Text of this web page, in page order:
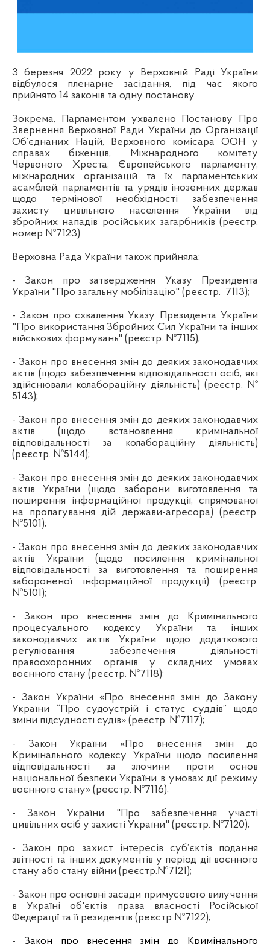
3березня 2022 року у Верховній Раді України
відбулося пленарне засідання, під час якого
прийнято 14 законів та одну постанову.
Зокрема, Парламентом ухвалено Постанову Про
Звернення Верховної Ради України до Організації
Об’єднаних Націй, Верховного комісара ООН у
справах біженців, Міжнародного комітету
Червоного Хреста, Європейського парламенту,
міжнародних організацій та їх парламентських
асамблей, парламентів та урядів іноземних держав
щодо термінової необхідності забезпечення
захисту цивільного населення України від
збройних нападів російських загарбників (реєстр.
номер №7123).
Верховна Рада України також прийняла:
- Закон про затвердження Указу Президента
України "Про загальну мобілізацію" (реєстр. 7113);
-Закон про схвалення Указу Президента України
"Про використання Збройних Сил України та інших
військових формувань" (реєстр. №7115);
-Закон про внесення змін до деяких законодавчих
актів (щодо забезпечення відповідальності осіб, які
здійснювали колабораційну діяльність) (реєстр. №
5143);
- Закон про внесення змін до деяких законодавчих
актів (щодо встановлення кримінальної
відповідальності за колабораційну діяльність)
(реєстр. №5144);
- Закон про внесення змін до деяких законодавчих
актів України (щодо заборони виготовлення та
поширення інформаційної продукції, спрямованої
на пропагування дій держави-агресора) (реєстр.
№5101);
- Закон про внесення змін до деяких законодавчих
актів України (щодо посилення кримінальної
відповідальності за виготовлення та поширення
забороненої інформаційної продукції) (реєстр.
№5101);
- Закон про внесення змін до Кримінального
процесуального кодексу України та інших
законодавчих актів України щодо додаткового
регулювання забезпечення діяльності
правоохоронних органів у складних умовах
воєнного стану (реєстр. №7118);
- Закон України «Про внесення змін до Закону
України “Про судоустрій і статус суддів” щодо
зміни підсудності судів» (реєстр. №7117);
- Закон України «Про внесення змін до
Кримінального кодексу України щодо посилення
відповідальності за злочини проти основ
національної безпеки України в умовах дії режиму
воєнного стану» (реєстр. №7116);
- Закон України "Про забезпечення участі
цивільних осіб у захисті України" (реєстр. №7120);
- Закон про захист інтересів суб’єктів подання
звітності та інших документів у період дії воєнного
стану або стану війни (реєстр.№7121);
-Закон про основні засади примусового вилучення
в Україні об'єктів права власності Російської
Федерації та її резидентів (реєстр №7122);
- Закон про внесення змін до Кримінального